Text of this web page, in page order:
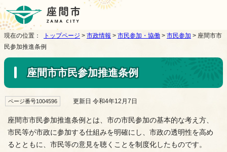
現在の位置： トップページ > 市政情報 > 市民参加・協働 > 市民参加 > 座間市市
民参加推進条例
座間市市民参加推進条例
ページ番号1004596 更新日 令和4年12月7日
座間市市民参加推進条例とは、市の市民参加の基本的な考え方、
市民等が市政に参加する仕組みを明確にし、市政の透明性を高め
るとともに、市民等の意見を聴くことを制度化したものです。